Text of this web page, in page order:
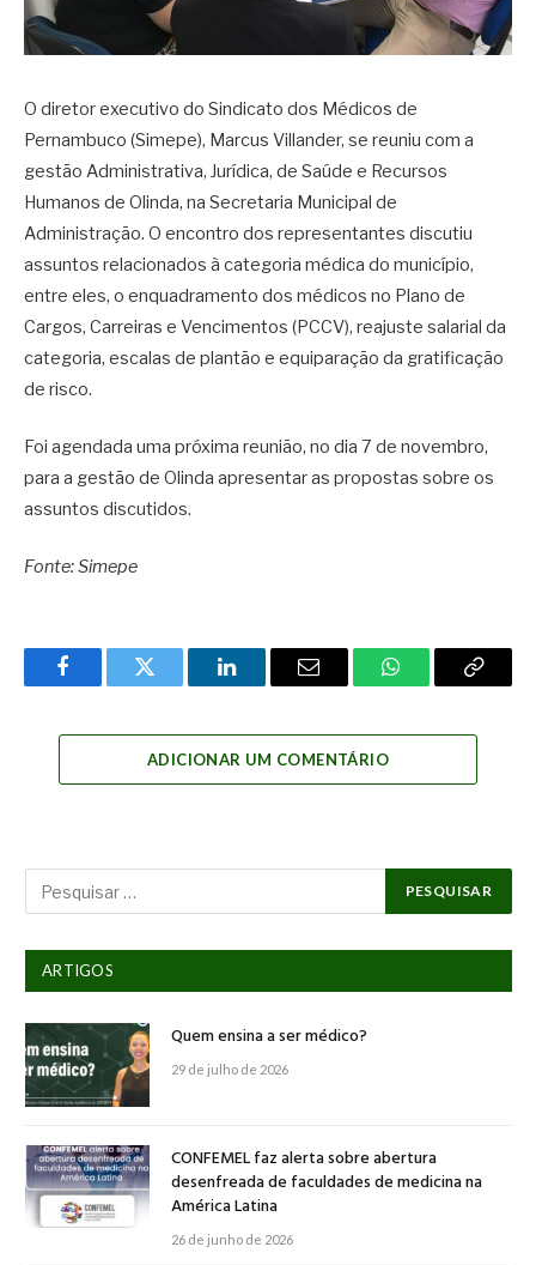
O diretor executivo do Sindicato dos Médicos de
Pernambuco (Simepe), Marcus Villander, se reuniu com a
gestão Administrativa, Jurídica, de Saúde e Recursos
Humanos de Olinda, na Secretaria Municipal de
Administração. O encontro dos representantes discutiu
assuntos relacionados à categoria médica do município,
entre eles, o enquadramento dos médicos no Plano de
Cargos, Carreiras e Vencimentos (PCCV), reajuste salarial da
categoria, escalas de plantão e equiparação da gratificação
de risco.
Foi agendada uma próxima reunião, no dia 7 de novembro,
para a gestão de Olinda apresentar as propostas sobre os
assuntos discutidos.
Fonte: Simepe
FacebookTwitter LinkedInEmail WhatsAppCopy
ADICIONAR UM COMENTÁRIO
ARTIGOS
Quem ensina a ser médico?
29 de julho de 2026
CONFEMEL faz alerta sobre abertura
desenfreada de faculdades de medicina na
América Latina
26 de junho de 2026